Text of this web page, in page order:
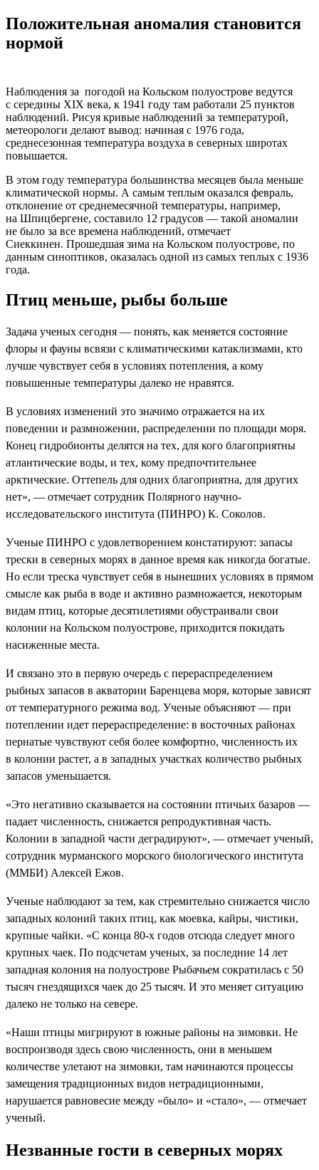
Положительная аномалия становится
нормой
Наблюдения за погодой на Кольском полуострове ведутся
с середины XIX века, к 1941 году там работали 25 пунктов
наблюдений. Рисуя кривые наблюдений за температурой,
метеорологи делают вывод: начиная с 1976 года,
среднесезонная температура воздуха в северных широтах
повышается.
В этом году температура большинства месяцев была меньше
климатической нормы. А самым теплым оказался февраль,
отклонение от среднемесячной температуры, например,
на Шпицбергене, составило 12 градусов — такой аномалии
не было за все времена наблюдений, отмечает
Сиеккинен. Прошедшая зима на Кольском полуострове, по
данным синоптиков, оказалась одной из самых теплых с 1936
года.
Птиц меньше, рыбы больше
Задача ученых сегодня — понять, как меняется состояние
флоры и фауны всвязи с климатическими катаклизмами, кто
лучше чувствует себя в условиях потепления, а кому
повышенные температуры далеко не нравятся.
В условиях изменений это значимо отражается на их
поведении и размножении, распределении по площади моря.
Конец гидробионты делятся на тех, для кого благоприятны
атлантические воды, и тех, кому предпочтительнее
арктические. Оттепель для одних благоприятна, для других
нет», — отмечает сотрудник Полярного научно-
исследовательского института (ПИНРО) К. Соколов.
Ученые ПИНРО с удовлетворением констатируют: запасы
трески в северных морях в данное время как никогда богатые.
Но если треска чувствует себя в нынешних условиях в прямом
смысле как рыба в воде и активно размножается, некоторым
видам птиц, которые десятилетиями обустраивали свои
колонии на Кольском полуострове, приходится покидать
насиженные места.
И связано это в первую очередь с перераспределением
рыбных запасов в акватории Баренцева моря, которые зависят
от температурного режима вод. Ученые объясняют — при
потеплении идет перераспределение: в восточных районах
пернатые чувствуют себя более комфортно, численность их
в колонии растет, а в западных участках количество рыбных
запасов уменьшается.
«Это негативно сказывается на состоянии птичьих базаров —
падает численность, снижается репродуктивная часть.
Колонии в западной части деградируют», — отмечает ученый,
сотрудник мурманского морского биологического института
(ММБИ) Алексей Ежов.
Ученые наблюдают за тем, как стремительно снижается число
западных колоний таких птиц, как моевка, кайры, чистики,
крупные чайки. «С конца 80-х годов отсюда следует много
крупных чаек. По подсчетам ученых, за последние 14 лет
западная колония на полуострове Рыбачьем сократилась с 50
тысяч гнездящихся чаек до 25 тысяч. И это меняет ситуацию
далеко не только на севере.
«Наши птицы мигрируют в южные районы на зимовки. Не
воспроизводя здесь свою численность, они в меньшем
количестве улетают на зимовки, там начинаются процессы
замещения традиционных видов нетрадиционными,
нарушается равновесие между «было» и «стало», — отмечает
ученый.
Незванные гости в северных морях